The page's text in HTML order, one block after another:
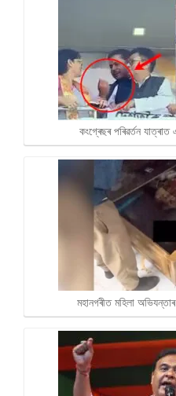
কংগ্ৰেছৰ পৰিৱৰ্তন
মহানগৰীত মহিলা